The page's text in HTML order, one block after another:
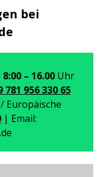
bei
8:00 – 16.00Uhr
781 956 330 65
Europäische
| Email: